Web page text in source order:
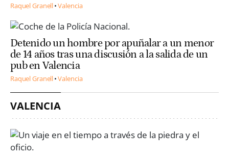
Raquel Granell Valencia
Detenido un hombre por apuñalar a un menor
de 14 años tras una discusión a la salida de un
pub en Valencia
Raquel Granell Valencia
VALENCIA